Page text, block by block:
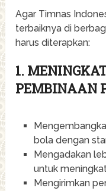
Agar Timnas
terbaiknya di
harus diterapkan:
1.
PEMBINAAN
bola dengan
Mengadakan
untuk
Mengirimkan